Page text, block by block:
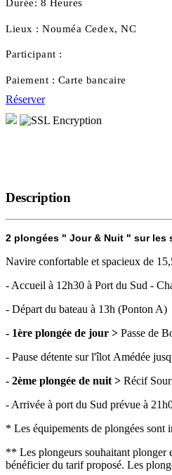
Durée: 8 Heures
Lieux : Nouméa Cedex, NC
Participant :
Paiement : Carte bancaire
Réserver
Description
2 plongées " Jour & Nuit " sur les
Navire confortable et spacieux de
- Accueil à 12h30 à Port du Sud -
- Départ du bateau à 13h (Ponton A)
- 1ère plongée de jour > Passe de
- Pause détente sur l'îlot Amédée
- 2ème plongée de nuit > Récif
- Arrivée à port du Sud prévue à
* Les équipements de plongées
** Les plongeurs souhaitant
bénéficier du tarif proposé. Les